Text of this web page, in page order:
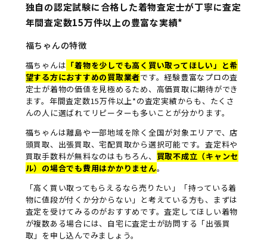
独自の認定試験に合格した着物査定士が丁寧に査定
年間査定数15万件以上の豊富な実績*
福ちゃんの特徴
福ちゃんは 「着物を少しでも高く買い取ってほしい」と希
望する方におすすめの買取業者です。経験豊富なプロの査
定士が着物の価値を見極めるため、高価買取に期待ができ
ます。年間査定数15万件以上*の査定実績からも、たくさ
んの人に選ばれてリピーターも多いことが分かります。
福ちゃんは離島や一部地域を除く全国が対象エリアで、店
頭買取、出張買取、宅配買取から選択可能です。査定料や
買取手数料が無料なのはもちろん、 買取不成立（キャンセ
ル）の場合でも費用はかかりません。
「高く買い取ってもらえるなら売りたい」「持っている着
物に値段が付くか分からない」と考えている方も、まずは
査定を受けてみるのがおすすめです。査定してほしい着物
が複数ある場合には、自宅に査定士が訪問する「出張買
取」を申し込んでみましょう。